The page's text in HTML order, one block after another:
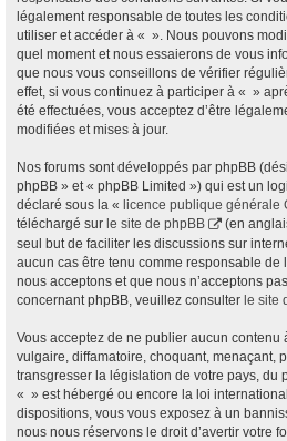
légalement responsable de toutes les
utiliser et accéder à « ». Nous pouvons
quel moment et nous essaierons de vous
que nous vous conseillons de vérifier
effet, si vous continuez à participer à « »
été effectuées, vous acceptez d’être
modifiées et mises à jour.
Nos forums sont développés par phpBB
phpBB » et « phpBB Limited ») qui est un
déclaré sous la « licence publique générale
téléchargé sur le site de phpBB
(en
seul but de faciliter les discussions sur
aucun cas être tenu comme responsable de
nous acceptons et que nous n’acceptons
concernant phpBB, veuillez consulter le site
Vous acceptez de ne publier aucun contenu
vulgaire, diffamatoire, choquant, menaçant,
transgresser la législation de votre pays, du
« » est hébergé ou encore la loi
dispositions, vous vous exposez à un
nous nous réservons le droit d’avertir votre